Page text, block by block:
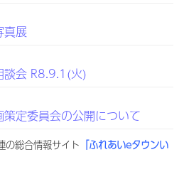
真展
談会 R8.9.1(火)
定委員会の公開について
の総合情報サイト 「ふれあいeタウンい